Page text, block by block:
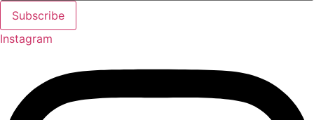
Subscribe
Instagram